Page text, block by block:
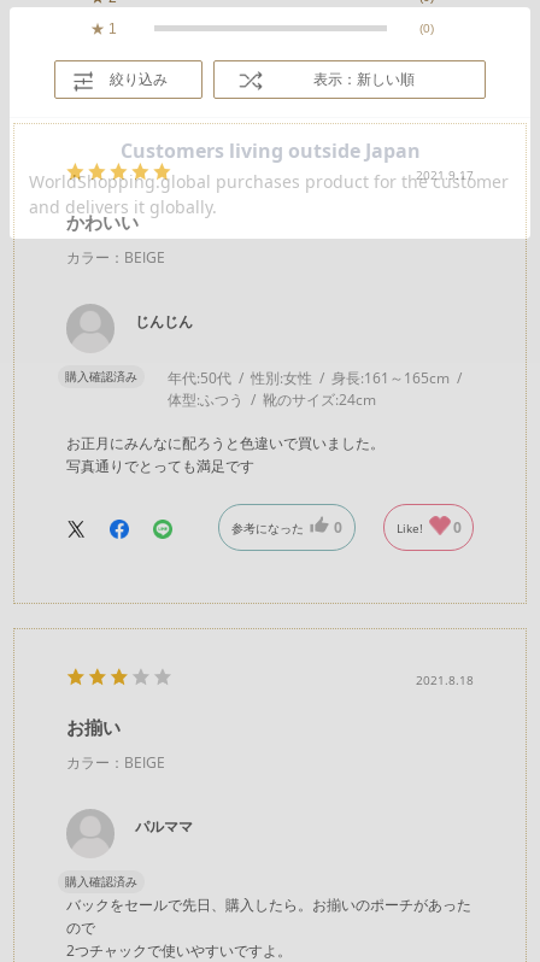
★ 1 (0)
絞り込み 表示：新しい順
2021.9.17
かわいい
カラー：BEIGE
じんじん
購入確認済み 年代:50代 性別:女性 身長:161～165cm
体型:ふつう 靴のサイズ:24cm
お正月にみんなに配ろうと色違いで買いました。
写真通りでとっても満足です
参考になった 0 Like! 0
2021.8.18
お揃い
カラー：BEIGE
パルママ
購入確認済み
バックをセールで先日、購入したら。お揃いのポーチがあった
ので
2つチャックで使いやすいですよ。